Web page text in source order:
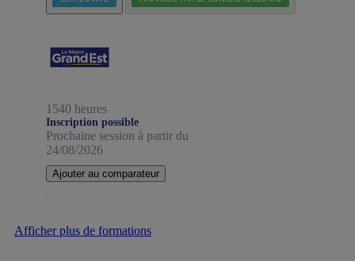
1540 heures
Inscription possible
Prochaine session à partir du
24/08/2026
Ajouter au comparateur
Afficher plus de formations